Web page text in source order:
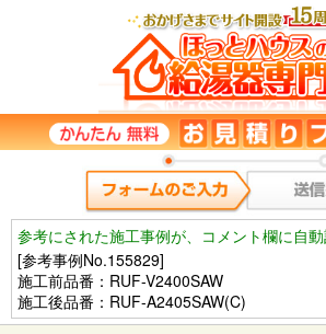
参考にされた施工事例が、コメント欄に自
[参考事例No.155829]
施工前品番：RUF-V2400SAW
施工後品番：RUF-A2405SAW(C)